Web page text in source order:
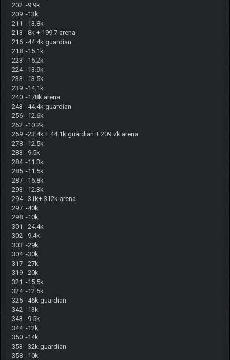
202 -9.9k
209 -13k
211 -13.8k
213 -8k + 199.7 arena
216 -44.4k guardian
218 -15.1k
223 -16.2k
224 -13.9k
233 -13.5k
239 -14.1k
240 -178k arena
243 -44.4k guardian
256 -12.6k
262 -10.2k
269 -23.4k + 44.1k guardian + 209.7k arena
278 -12.5k
283 -9.5k
284 -11.3k
285 -11.5k
287 -16.8k
293 -12.3k
294 -31k+ 312k arena
297 -40k
298 -10k
301 -24.4k
302 -9.4k
303 -29k
304 -30k
317 -27k
319 -20k
321 -15.5k
324 -12.5k
325 -46k guardian
342 -13k
343 -9.5k
344 -12k
350 -14k
353 -32k guardian
358 -10k